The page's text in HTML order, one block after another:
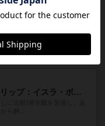
エンジンビルド系のシステ
街で...
キャプテン・フリップ：イスラ・ボンバ